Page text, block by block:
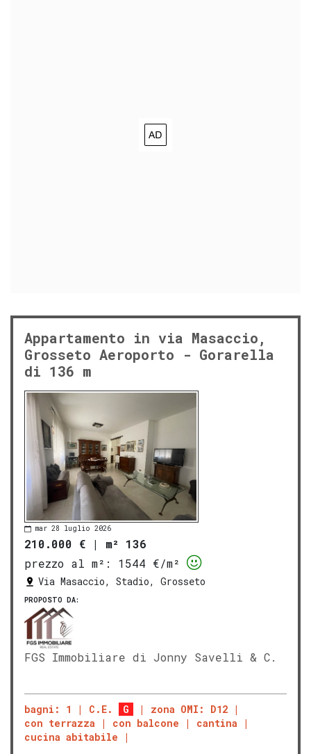
Appartamento in via Masaccio,
Grosseto Aeroporto - Gorarella
di 136 m
mar 28 luglio 2026
210.000 € | m² 136
prezzo al m²:
1544 €/m²
Via Masaccio, Stadio, Grosseto
PROPOSTO DA:
FGS Immobiliare di Jonny Savelli & C.
bagni: 1 C.E. G
zona OMI: D12
con terrazza
con balcone
cantina
cucina abitabile